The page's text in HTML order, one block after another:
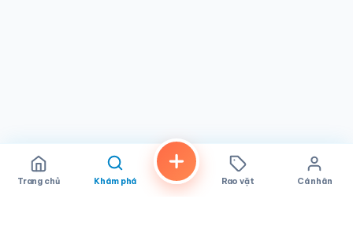
Trang chủ Khám phá Rao vặt Cá nhân